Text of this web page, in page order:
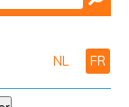
NL FR